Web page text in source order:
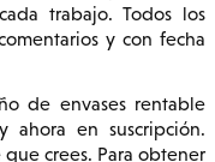
trabajo. Todos los
y con fecha
de envases rentable
ahora en suscripción.
que crees. Para obtener